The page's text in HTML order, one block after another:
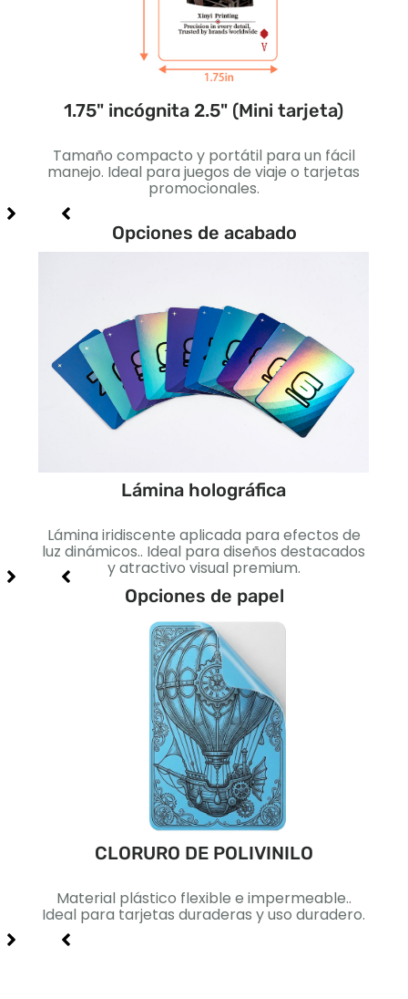
1.75" incógnita 2.5" (Mini tarjeta)
Tamaño compacto y portátil para un fácil
manejo. Ideal para juegos de viaje o tarjetas
promocionales.
Opciones de acabado
Lámina holográfica
Lámina iridiscente aplicada para efectos de
luz dinámicos.. Ideal para diseños destacados
y atractivo visual premium.
Opciones de papel
CLORURO DE POLIVINILO
Material plástico flexible e impermeable..
Ideal para tarjetas duraderas y uso duradero.